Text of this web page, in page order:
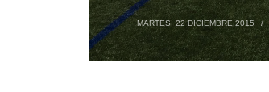
MARTES, 22 DICIEMBRE 2015 /